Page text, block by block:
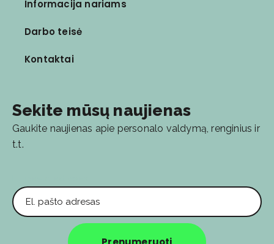
Informacija nariams
Darbo teisė
Kontaktai
Sekite mūsų naujienas
Gaukite naujienas apie personalo valdymą, renginius ir
t.t.